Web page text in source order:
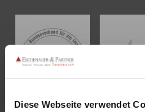
Diese Webseite verwendet